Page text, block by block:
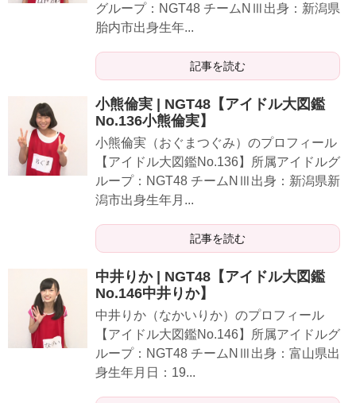
グループ：NGT48 チームNⅢ出身：新潟県
胎内市出身生年...
記事を読む
小熊倫実 | NGT48【アイドル大図鑑
No.136小熊倫実】
小熊倫実（おぐまつぐみ）のプロフィール
【アイドル大図鑑No.136】所属アイドルグ
ループ：NGT48 チームNⅢ出身：新潟県新
潟市出身生年月...
記事を読む
中井りか | NGT48【アイドル大図鑑
No.146中井りか】
中井りか（なかいりか）のプロフィール
【アイドル大図鑑No.146】所属アイドルグ
ループ：NGT48 チームNⅢ出身：富山県出
身生年月日：19...